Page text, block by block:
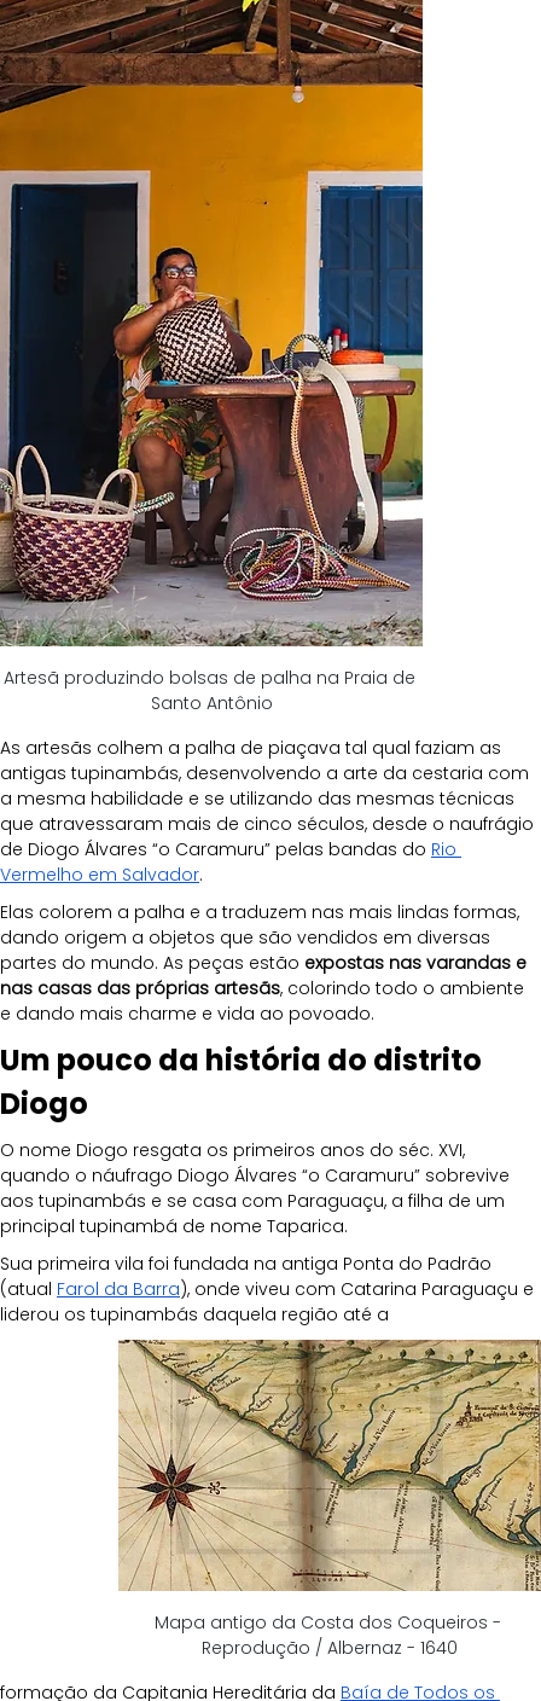
Artesã produzindo bolsas de palha na Praia de
Santo Antônio
As artesãs colhem a palha de piaçava tal qual faziam as
antigas tupinambás, desenvolvendo a arte da cestaria com
a mesma habilidade e se utilizando das mesmas técnicas
que atravessaram mais de cinco séculos, desde o naufrágio
de Diogo Álvares “o Caramuru” pelas bandas do Rio
Vermelho em Salvador.
Elas colorem a palha e a traduzem nas mais lindas formas,
dando origem a objetos que são vendidos em diversas
partes do mundo. As peças estão expostas nas varandas e
nas casas das próprias artesãs, colorindo todo o ambiente
e dando mais charme e vida ao povoado.
Um pouco da história do distrito
Diogo
O nome Diogo resgata os primeiros anos do séc. XVI,
quando o náufrago Diogo Álvares “o Caramuru” sobrevive
aos tupinambás e se casa com Paraguaçu, a filha de um
principal tupinambá de nome Taparica.
Sua primeira vila foi fundada na antiga Ponta do Padrão
(atual Farol da Barra), onde viveu com Catarina Paraguaçu e
liderou os tupinambás daquela região até a
Mapa antigo da Costa dos Coqueiros -
Reprodução / Albernaz - 1640
formação da Capitania Hereditária da Baía de Todos os